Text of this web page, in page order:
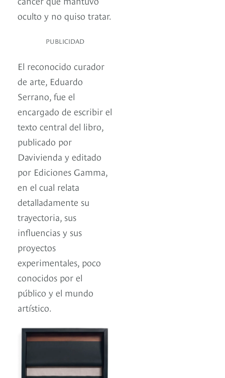
oculto y no quiso tratar.
PUBLICIDAD
El reconocido curador
de arte, Eduardo
Serrano, fue el
encargado de escribir el
texto central del libro,
publicado por
Davivienda y editado
por Ediciones Gamma,
en el cual relata
detalladamente su
trayectoria, sus
influencias y sus
proyectos
experimentales, poco
conocidos por el
público y el mundo
artístico.